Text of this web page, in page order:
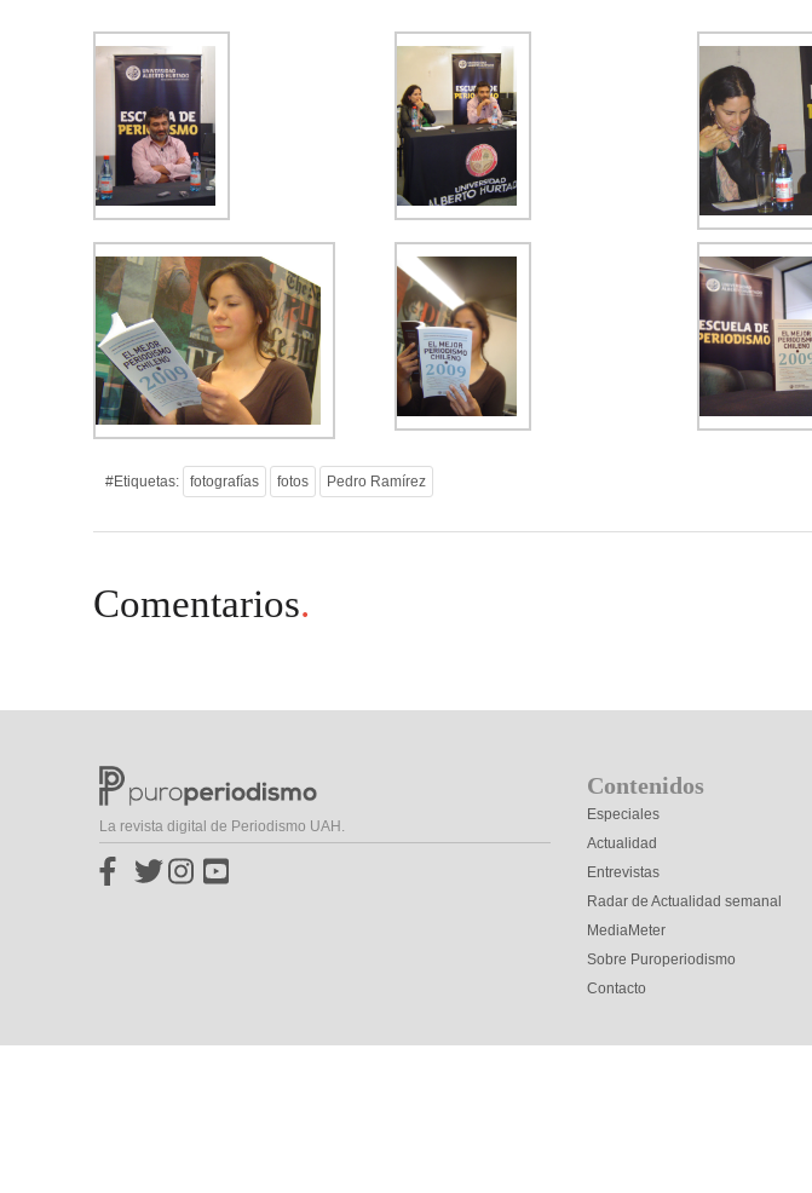
#Etiquetas: fotografías fotos Pedro Ramírez
Comentarios.
La revista digital de Periodismo UAH.
Contenidos
Especiales
Actualidad
Entrevistas
Radar de Actualidad semanal
MediaMeter
Sobre Puroperiodismo
Contacto